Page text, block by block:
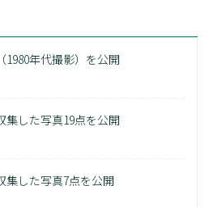
年代撮影）を公開
集した写真19点を公開
集した写真7点を公開